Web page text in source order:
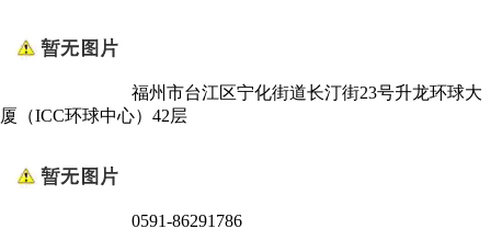
福州市台江区宁化街道长汀街23号升龙环球大
厦（ICC环球中心）42层
0591-86291786